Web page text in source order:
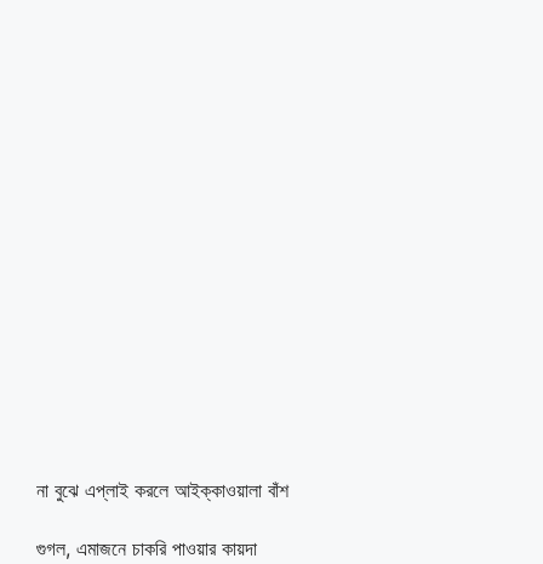
না বুঝে এপ্লাই করলে আইক্কাওয়ালা বাঁশ
গুগল, এমাজনে চাকরি পাওয়ার কায়দা